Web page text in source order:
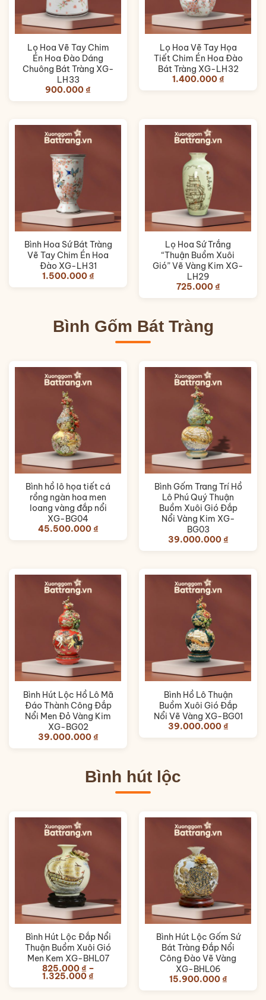
Lọ Hoa Vẽ Tay Chim
Én Hoa Đào Dáng
Chuông Bát Tràng XG-
LH33
900.000 ₫
Lọ Hoa Vẽ Tay Họa
Tiết Chim Én Hoa Đào
Bát Tràng XG-LH32
1.400.000 ₫
Bình Hoa Sứ Bát Tràng
Vẽ Tay Chim Én Hoa
Đào XG-LH31
1.500.000₫
Lọ Hoa Sứ Trắng
“Thuận Buồm Xuôi
Gió” Vẽ Vàng Kim XG-
LH29
725.000₫
Bình Gốm Bát Tràng
Bình hồ lô họa tiết cá
rồng ngàn hoa men
loang vàng đắp nổi
XG-BG04
45.500.000₫
Bình Gốm Trang Trí Hồ
Lô Phú Quý Thuận
Buồm Xuôi Gió Đắp
Nổi Vàng Kim XG-
BG03
39.000.000₫
Bình Hút Lộc Hồ Lô Mã
Đáo Thành Công Đắp
Nổi Men Đỏ Vàng Kim
XG-BG02
39.000.000₫
Bình Hồ Lô Thuận
Buồm Xuôi Gió Đắp
Nổi Vẽ Vàng XG-BG01
39.000.000₫
Bình hút lộc
Bình Hút Lộc Đắp Nổi
Thuận Buồm Xuôi Gió
Men Kem XG-BHL07
825.000₫ –
1.325.000₫Khoảng
từ
Bình Hút Lộc Gốm Sứ
Bát Tràng Đắp Nổi
Công Đào Vẽ Vàng
XG-BHL06
15.900.000₫